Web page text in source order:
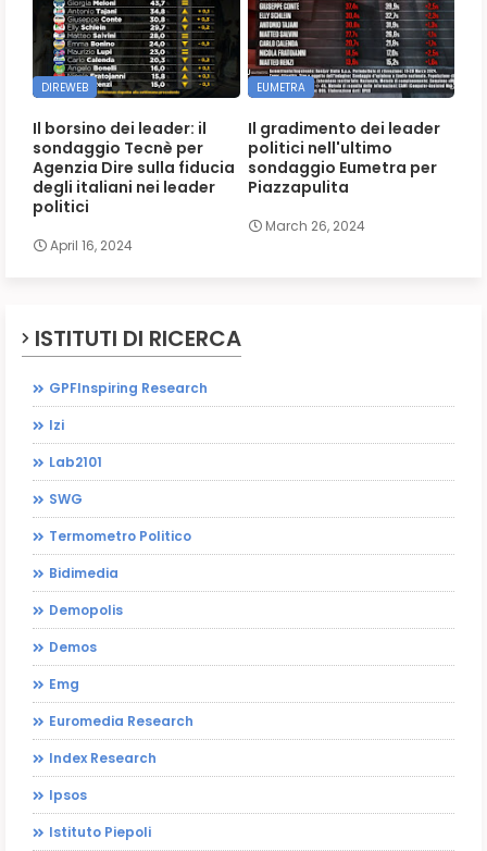
DIREWEB
Il borsino dei leader: il
sondaggio Tecnè per
Agenzia Dire sulla fiducia
degli italiani nei leader
politici
April 16, 2024
EUMETRA
Il gradimento dei leader
politici nell'ultimo
sondaggio Eumetra per
Piazzapulita
March 26, 2024
ISTITUTI DI RICERCA
GPFInspiring Research
Izi
Lab2101
SWG
Termometro Politico
Bidimedia
Demopolis
Demos
Emg
Euromedia Research
Index Research
Ipsos
Istituto Piepoli